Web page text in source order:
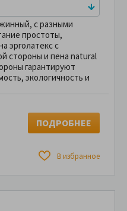
с разными
простоты,
эрголатекс с
стороны и пена natural
гарантируют
экологичность и
В избранное
ПОДРОБНЕЕ